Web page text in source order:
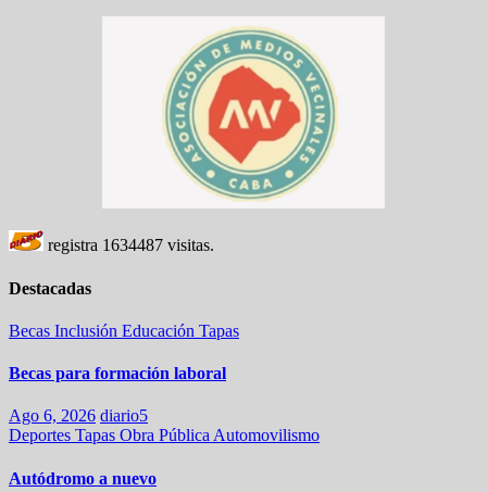
registra 1634487 visitas.
Destacadas
Becas Inclusión Educación Tapas
Becas para formación laboral
Ago 6, 2026 diario5
Deportes Tapas Obra PúblicaAutomovilismo
Autódromo a nuevo